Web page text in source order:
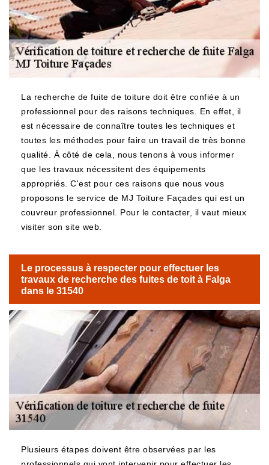
La recherche de fuite de toiture doit être confiée à un
professionnel pour des raisons techniques. En effet, il
est nécessaire de connaître toutes les techniques et
toutes les méthodes pour faire un travail de très bonne
qualité. À côté de cela, nous tenons à vous informer
que les travaux nécessitent des équipements
appropriés. C'est pour ces raisons que nous vous
proposons le service de MJ Toiture Façades qui est un
couvreur professionnel. Pour le contacter, il vaut mieux
visiter son site web.
Le processus à respecter pour effectuer les
travaux de recherche des fuites de toit à Falga
dans le 31540
Plusieurs étapes doivent être observées par les